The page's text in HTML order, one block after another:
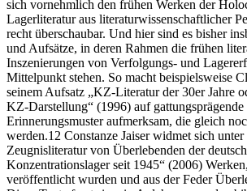
sich vornehmlich den frühen Werken der
Lagerliteratur aus literaturwissenschaftlicher
recht überschaubar. Und hier sind es bisher
und Aufsätze, in deren Rahmen die frühen
Inszenierungen von Verfolgungs- und
Mittelpunkt stehen. So macht beispielsweise
seinem Aufsatz „KZ-Literatur der 30er Jahre
KZ-Darstellung“ (1996) auf
Erinnerungsmuster aufmerksam, die gleich
werden.12 Constanze Jaiser widmet sich
Zeugnisliteratur von Überlebenden der
Konzentrationslager seit 1945“ (2006)
veröffentlicht wurden und aus der Feder